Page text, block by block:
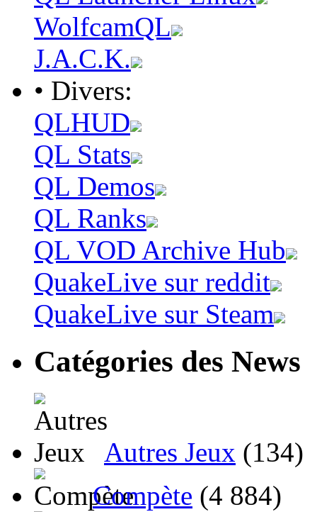
WolfcamQL
J.A.C.K.
• Divers:
QLHUD
QL Stats
QL Demos
QL Ranks
QL VOD Archive Hub
QuakeLive sur reddit
QuakeLive sur Steam
Catégories des News
Autres Jeux (134)
Compète (4 884)